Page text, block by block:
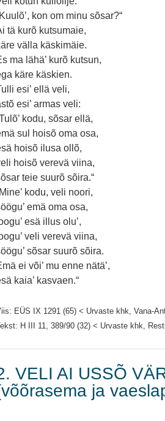
kon om minu sõsar?“
tä kurõ kutsumaie,
välla käskimäie.
ma lähä’ kurõ kutsun,
käre käskien.
esi’ ellä veli,
esi’ armas veli:
kodu, sõsar ellä,
sul hoisõ oma osa,
hoisõ ilusa ollõ,
hoisõ verevä viina,
teie suurõ sõira.“
kodu, veli noori,
emä oma osa,
esä illus olu’,
veli verevä viina,
sõsar suurõ sõira.
ei või’ mu enne nätä’,
kaia’ kasvaen.“
EÜS IX 1291 (65) < Urvaste khk, Vana-
H III 11, 389/90 (32) < Urvaste khk,
VELI AI USSÕ
ja